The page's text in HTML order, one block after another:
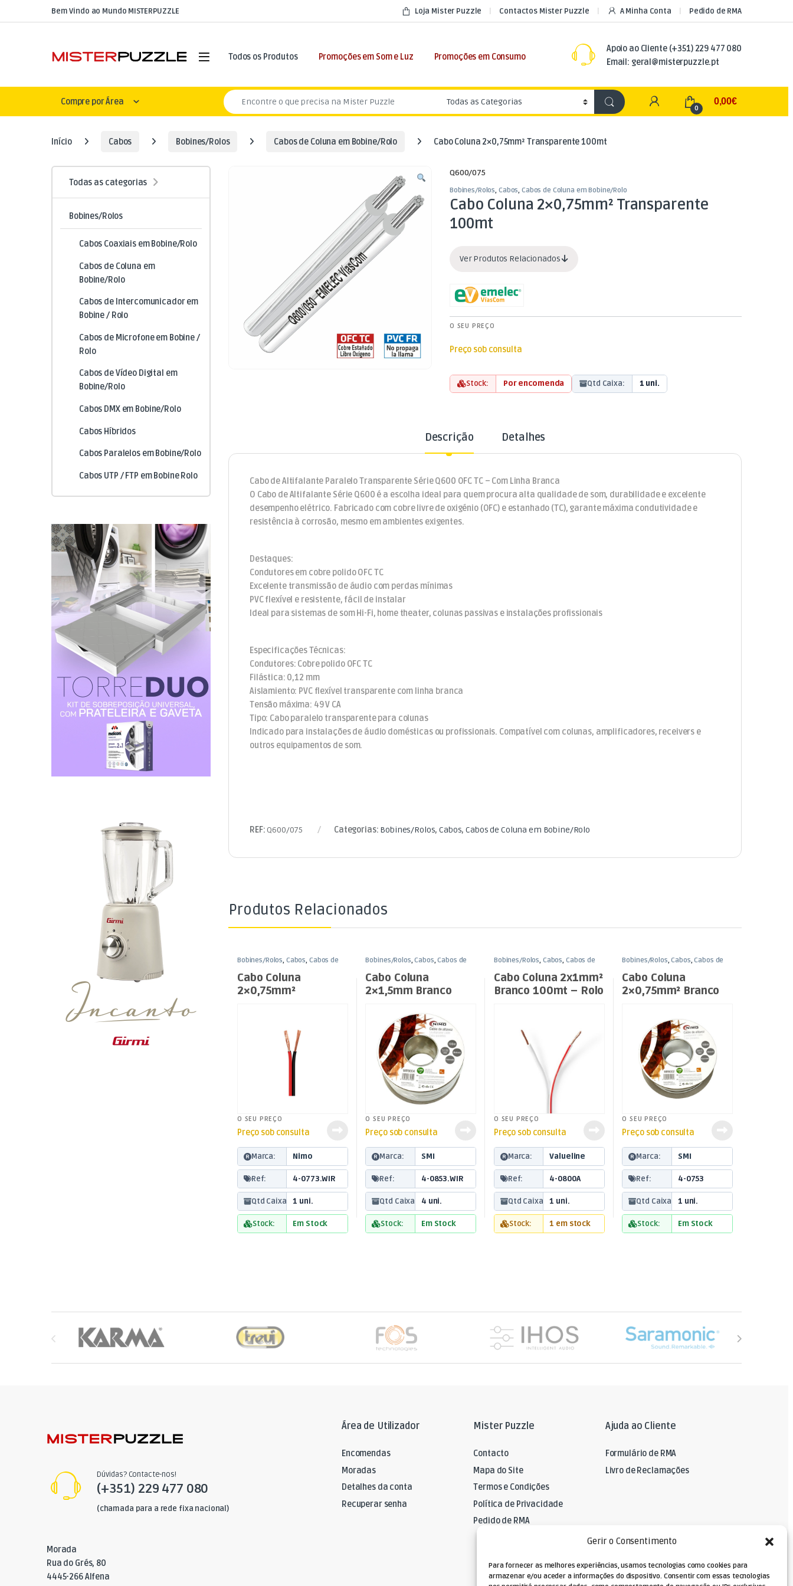
Gerir o Consentimento
Para fornecer as melhores experiências, usamos tecnologias como cookies para
armazenar e/ou aceder a informações do dispositivo. Consentir com essas tecnologias
Skip to navigation
Skip to contentBem Vindo ao Mundo MISTERPUZZLE Loja Mister Puzzle Contactos Mister Puzzle A Minha Conta Pedido de RMA
Open Todos os Produtos Promoções em Som e Luz Promoções em Consumo
Apoio ao Cliente(+351) 229 477 080
Email: geral@misterpuzzle.pt
Compre por Área
Search for:
My Account
0
0,00€
Início Cabos Bobines/Rolos Cabos de Coluna em Bobine/Rolo Cabo Coluna 2×0,75mm² Transparente 100mt
Q600/075
Bobines/Rolos, Cabos, Cabos de Coluna em Bobine/Rolo
Cabo Coluna 2×0,75mm² Transparente
100mt
Ver Produtos Relacionados
O SEU PREÇO
Preço sob consulta
Stock: Por encomenda Qtd Caixa: 1 uni.
Descrição Detalhes
Cabo de Altifalante Paralelo Transparente Série Q600 OFC TC – Com Linha Branca
O Cabo de Altifalante Série Q600 é a escolha ideal para quem procura alta qualidade de som, durabilidade e excelente
desempenho elétrico. Fabricado com cobre livre de oxigénio (OFC) e estanhado (TC), garante máxima condutividade e
resistência à corrosão, mesmo em ambientes exigentes.
Destaques:
Condutores em cobre polido OFC TC
Excelente transmissão de áudio com perdas mínimas
PVC flexível e resistente, fácil de instalar
Ideal para sistemas de som Hi-Fi, home theater, colunas passivas e instalações profissionais
Especificações Técnicas:
Condutores: Cobre polido OFC TC
Filástica: 0,12 mm
Aislamiento: PVC flexível transparente com linha branca
Tensão máxima: 49 V CA
Tipo: Cabo paralelo transparente para colunas
Indicado para instalações de áudio domésticas ou profissionais. Compatível com colunas, amplificadores, receivers e
outros equipamentos de som.
REF:Q600/075 Categorias: Bobines/Rolos,Cabos,Cabos de Coluna em Bobine/Rolo
Produtos Relacionados
Bobines/Rolos, Cabos, Cabos de
Cabo Coluna
2×0,75mm²
O SEU PREÇO
Preço sob consulta
Marca: Nimo
Ref: 4-0773.WIR
Qtd Caixa: 1 uni.
Stock: Em Stock
Bobines/Rolos,Cabos,Cabos de
Cabo Coluna
2×1,5mm Branco
O SEU PREÇO
Preço sob consulta
Marca: SMI
Ref: 4-0853.WIR
Qtd Caixa: 4 uni.
Stock: Em Stock
Bobines/Rolos, Cabos, Cabos de
Cabo Coluna 2x1mm²
Branco 100mt – Rolo
O SEU PREÇO
Preço sob consulta
Marca: Valueline
Ref: 4-0800A
Qtd Caixa: 1 uni.
Stock: 1 em stock
Bobines/Rolos,Cabos,Cabos de
Cabo Coluna
2×0,75mm² Branco
O SEU PREÇO
Preço sob consulta
Marca: SMI
Ref: 4-0753
Qtd Caixa: 1 uni.
Stock: Em Stock
Todas as categorias
Bobines/Rolos
Cabos Coaxiais em Bobine/Rolo
Cabos de Coluna em
Bobine/Rolo
Cabos de Intercomunicador em
Bobine / Rolo
Cabos de Microfone em Bobine /
Rolo
Cabos de Vídeo Digital em
Bobine/Rolo
Cabos DMX em Bobine/Rolo
Cabos Híbridos
Cabos Paralelos em Bobine/Rolo
Cabos UTP / FTP em Bobine Rolo
Dúvidas? Contacte-nos!
(+351) 229 477 080
(chamada para a rede fixa nacional)
Morada
Rua do Grés, 80
4445-266 Alfena
Área de Utilizador
Encomendas
Moradas
Detalhes da conta
Recuperar senha
Mister Puzzle
Contacto
Mapa do Site
Termos e Condições
Política de Privacidade
Pedido de RMA
Ajuda ao Cliente
Formulário de RMA
Livro de Reclamações